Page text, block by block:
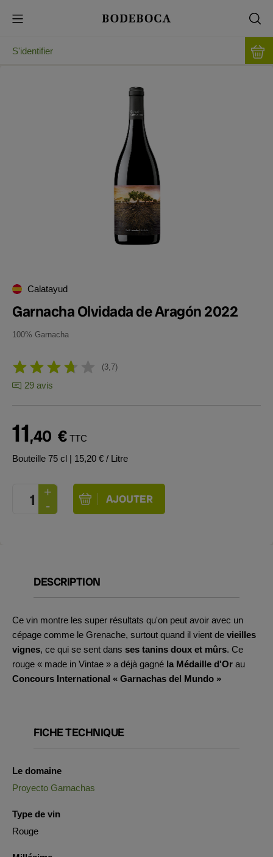
S'identifier
Calatayud
Garnacha Olvidada de Aragón 2022
100% Garnacha
3,7
29 avis
11,40 € TTC
Bouteille 75 cl | 15,20 € / Litre
DESCRIPTION
Ce vin montre les super résultats qu'on peut avoir avec un
cépage comme le Grenache, surtout quand il vient de vieilles
vignes, ce qui se sent dans ses tanins doux et mûrs. Ce
rouge « made in Vintae » a déjà gagné la Médaille d'Or au
Concours International « Garnachas del Mundo »
FICHE TECHNIQUE
Le domaine
Proyecto Garnachas
Type de vin
Rouge